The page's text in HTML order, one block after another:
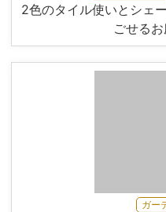
2色のタイル使いとシェ
ごせる
ガー